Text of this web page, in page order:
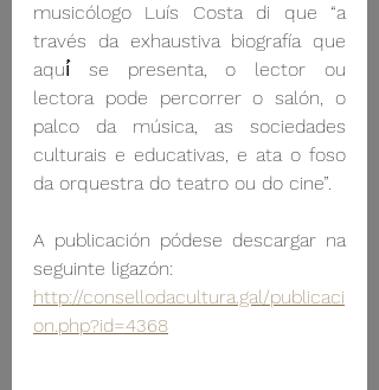
musicólogo Luís Costa di que “a
través da exhaustiva biografía que
aquí́ se presenta, o lector ou
lectora pode percorrer o salón, o
palco da música, as sociedades
culturais e educativas, e ata o foso
da orquestra do teatro ou do cine”.
A publicación pódese descargar na
seguinte ligazón:
http://consellodacultura.gal/publicaci
on.php?id=4368